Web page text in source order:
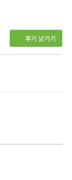
후기 남기기
서는 소통을
라 아침에 나갔다
간을 가져보기로
되냐고 졸랐다.
미 너와 함께
속을 잡으면